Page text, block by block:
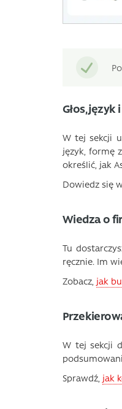
Głos,
W tej sekcji
język, formę
określić, jak
Dowiedz się
Wiedza o
Tu
ręcznie. Im
Zobacz, jak
W tej sekcji
Sprawdź, jak